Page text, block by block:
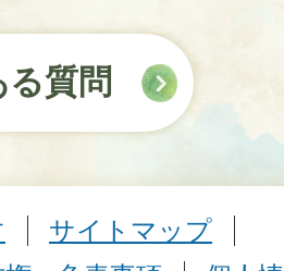
質問
サイトマップ